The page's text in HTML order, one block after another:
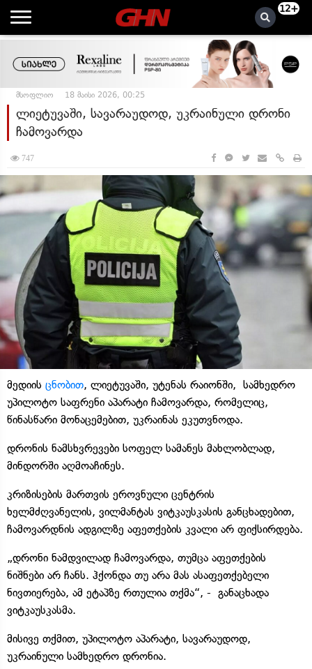
12+
მსოფლიო 18 მაისი 2026, 00:25
ლიეტუვაში, სავარაუდოდ, უკრაინული დრონი
ჩამოვარდა
747
მედიის ცნობით, ლიეტუვაში, უტენას რაიონში, სამხედრო
უპილოტო საფრენი აპარატი ჩამოვარდა, რომელიც,
წინასწარი მონაცემებით, უკრაინას ეკუთვნოდა.
დრონის ნამსხვრევები სოფელ სამანეს მახლობლად,
მინდორში აღმოაჩინეს.
კრიზისების მართვის ეროვნული ცენტრის
ხელმძღვანელის, ვილმანტას ვიტკაუსკასის განცხადებით,
ჩამოვარდნის ადგილზე აფეთქების კვალი არ ფიქსირდება.
„დრონი ნამდვილად ჩამოვარდა, თუმცა აფეთქების
ნიშნები არ ჩანს. ჰქონდა თუ არა მას ასაფეთქებელი
ნივთიერება, ამ ეტაპზე რთულია თქმა“, - განაცხადა
ვიტკაუსკასმა.
მისივე თქმით, უპილოტო აპარატი, სავარაუდოდ,
უკრაინული სამხედრო დრონია.